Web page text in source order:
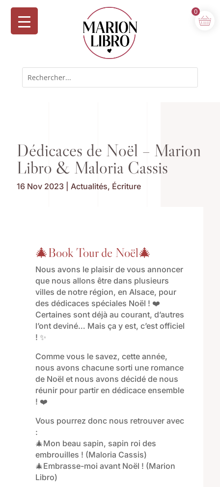
Dédicaces de Noël – Marion
Libro & Maloria Cassis
16 Nov 2023| Actualités, Écriture
🎄Book Tour de Noël🎄
Nous avons le plaisir de vous annoncer
que nous allons être dans plusieurs
villes de notre région, en Alsace, pour
des dédicaces spéciales Noël ! ❤️
Certaines sont déjà au courant, d’autres
l’ont deviné… Mais ça y est, c’est officiel
! ✨
Comme vous le savez, cette année,
nous avons chacune sorti une romance
de Noël et nous avons décidé de nous
réunir pour partir en dédicace ensemble
! ❤️
Vous pourrez donc nous retrouver avec
:
🎄Mon beau sapin, sapin roi des
embrouilles ! (Maloria Cassis)
🎄Embrasse-moi avant Noël ! (Marion
Libro)
0